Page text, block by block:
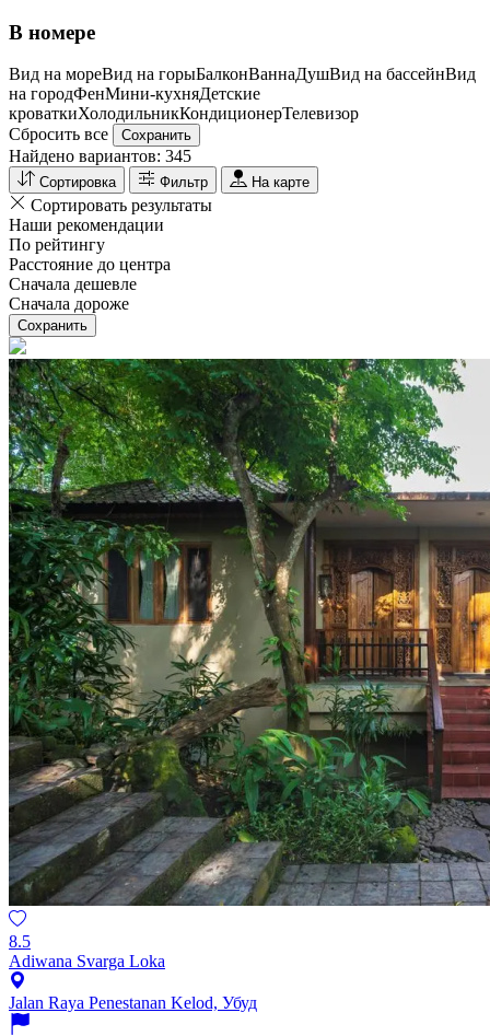
В номере
Вид на мореВид на горыБалконВаннаДушВид на бассейнВид
на городФенМини-кухняДетские
кроваткиХолодильникКондиционерТелевизор
Сбросить все
Сохранить
Найдено вариантов: 345
Сортировка Фильтр На карте
Сортировать результаты
Наши рекомендации
По рейтингу
Расстояние до центра
Сначала дешевле
Сначала дороже
Сохранить
8.5
Adiwana Svarga Loka
Jalan Raya Penestanan Kelod, Убуд